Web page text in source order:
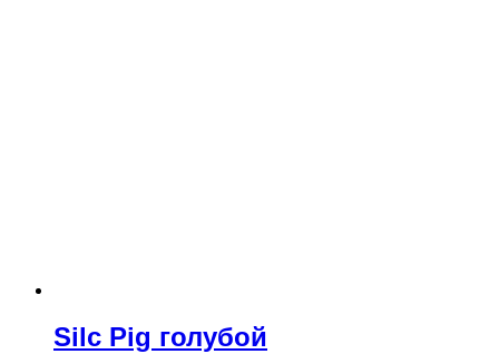
Silc Pig голубой